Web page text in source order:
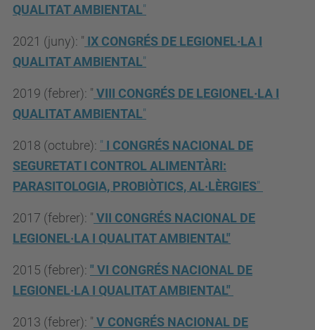
QUALITAT AMBIENTAL"
2021 (juny): " IX CONGRÉS DE LEGIONEL·LA I
QUALITAT AMBIENTAL"
2019 (febrer): " VIII CONGRÉS DE LEGIONEL·LA I
QUALITAT AMBIENTAL"
2018 (octubre): " I CONGRÉS NACIONAL DE
SEGURETAT I CONTROL ALIMENTÀRI:
PARASITOLOGIA, PROBIÒTICS, AL·LÈRGIES"
2017 (febrer): " VII CONGRÉS NACIONAL DE
LEGIONEL·LA I QUALITAT AMBIENTAL"
2015 (febrer): " VI CONGRÉS NACIONAL DE
LEGIONEL·LA I QUALITAT AMBIENTAL"
2013 (febrer): " V CONGRÉS NACIONAL DE